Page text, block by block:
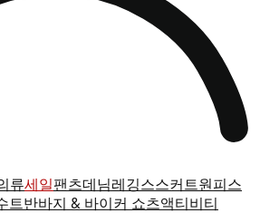
류세일팬츠데님레깅스스커트원피스
트반바지 & 바이커 쇼츠액티비티